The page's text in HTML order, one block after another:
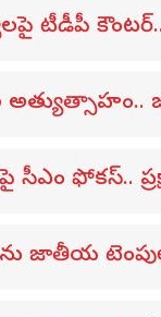
టీడీపీ
సీఎం ఫోకస్..
జాతీయ